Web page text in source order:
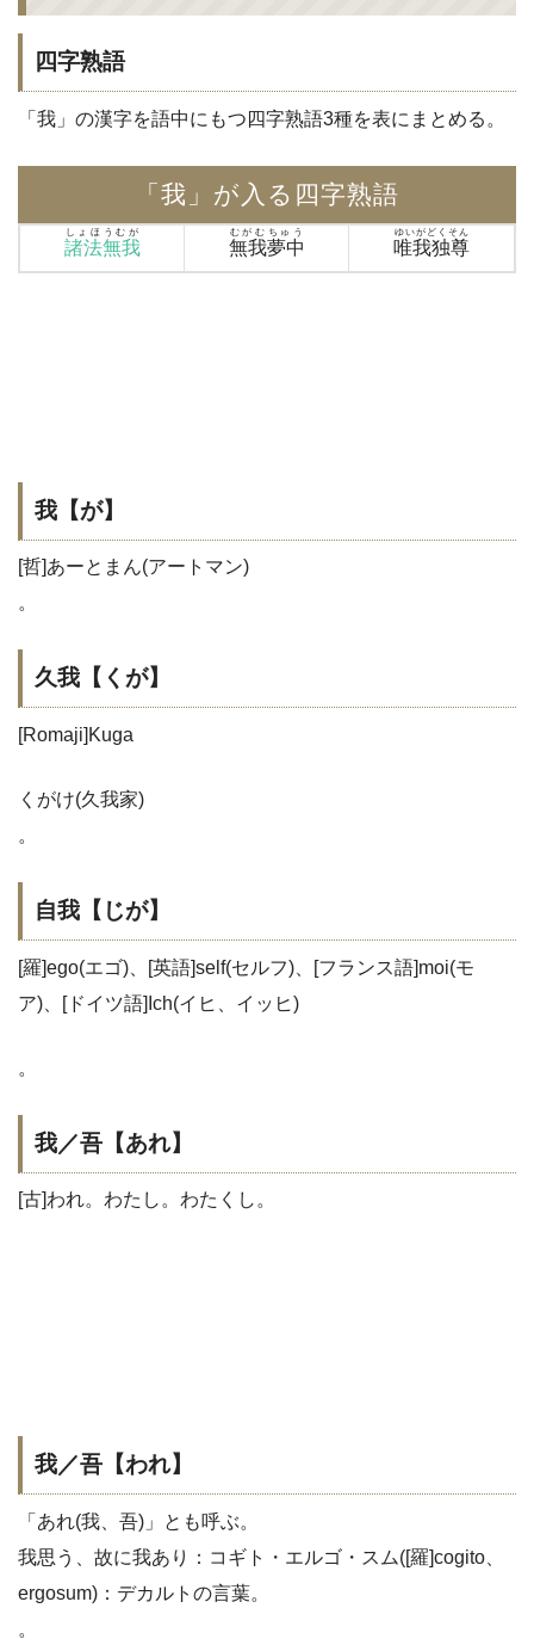
四字熟語
「我」の漢字を語中にもつ四字熟語3種を表にまとめる。
「我」が入る四字熟語
諸法無我
しょほうむが
無我夢中
むがむちゅう
唯我独尊
ゆいがどくそん
我【が】
[哲]あーとまん(アートマン)
。
久我【くが】
[Romaji]Kuga
くがけ(久我家)
。
自我【じが】
[羅]ego(エゴ)、[英語]self(セルフ)、[フランス語]moi(モ
ア)、[ドイツ語]Ich(イヒ、イッヒ)
。
我／吾【あれ】
[古]われ。わたし。わたくし。
我／吾【われ】
「あれ(我、吾)」とも呼ぶ。
我思う、故に我あり：コギト・エルゴ・スム([羅]cogito、
ergosum)：デカルトの言葉。
。